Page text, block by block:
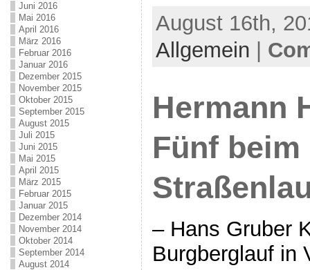
Juni 2016
Mai 2016
April 2016
März 2016
Februar 2016
Januar 2016
Dezember 2015
November 2015
Oktober 2015
September 2015
August 2015
Juli 2015
Juni 2015
Mai 2015
April 2015
März 2015
Februar 2015
Januar 2015
Dezember 2014
November 2014
Oktober 2014
September 2014
August 2014
August 16th,
Allgemein
Hermann
Fünf
– Hans Gruber
Burgberglauf in